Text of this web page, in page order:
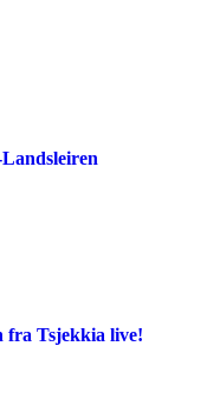
fra Tsjekkia live!